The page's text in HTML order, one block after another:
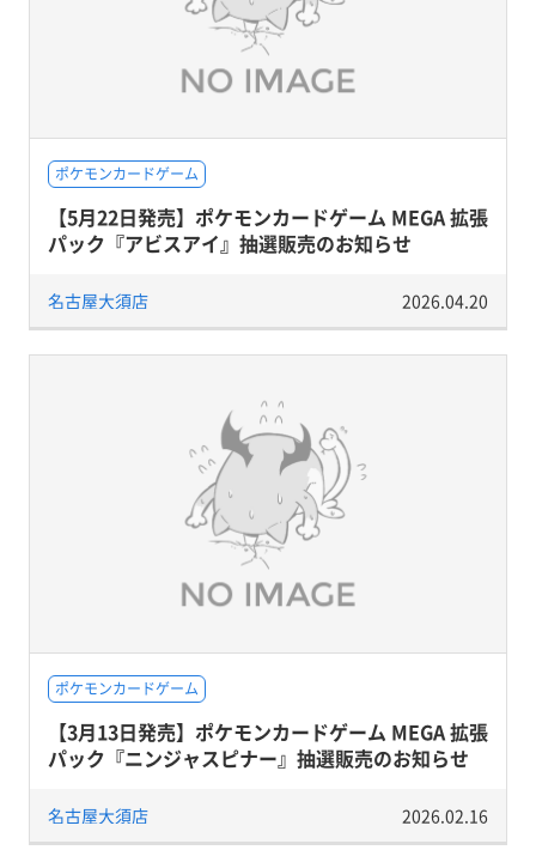
ポケモンカードゲーム
【5月22日発売】ポケモンカードゲーム MEGA 拡張
パック『アビスアイ』抽選販売のお知らせ
名古屋大須店 2026.04.20
ポケモンカードゲーム
【3月13日発売】ポケモンカードゲーム MEGA 拡張
パック『ニンジャスピナー』抽選販売のお知らせ
名古屋大須店 2026.02.16